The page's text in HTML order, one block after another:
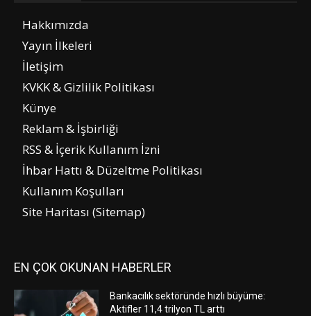
Hakkımızda
Yayın İlkeleri
İletişim
KVKK & Gizlilik Politikası
Künye
Reklam & İşbirliği
RSS & İçerik Kullanım İzni
İhbar Hattı & Düzeltme Politikası
Kullanım Koşulları
Site Haritası (Sitemap)
EN ÇOK OKUNAN HABERLER
Bankacılık sektöründe hızlı büyüme:
Aktifler 11,4 trilyon TL arttı